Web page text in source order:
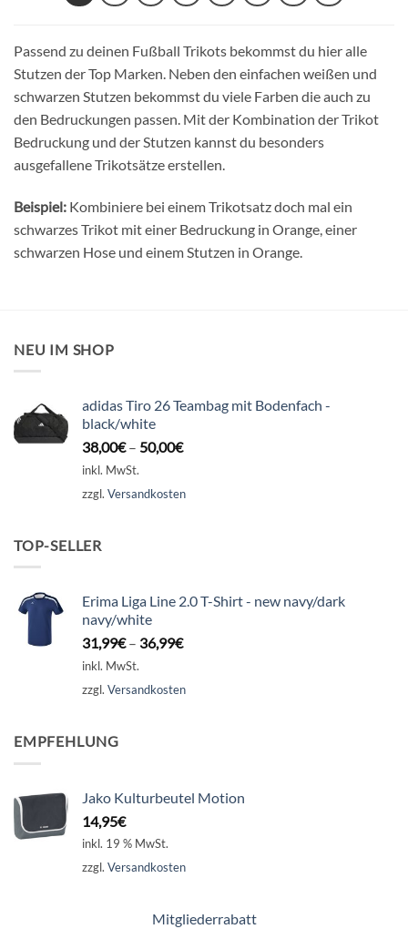
Passend zu deinen Fußball Trikots bekommst du hier alle
Stutzen der Top Marken. Neben den einfachen weißen und
schwarzen Stutzen bekommst du viele Farben die auch zu
den Bedruckungen passen. Mit der Kombination der Trikot
Bedruckung und der Stutzen kannst du besonders
ausgefallene Trikotsätze erstellen.
Beispiel: Kombiniere bei einem Trikotsatz doch mal ein
schwarzes Trikot mit einer Bedruckung in Orange, einer
schwarzen Hose und einem Stutzen in Orange.
NEU IM SHOP
adidas Tiro 26 Teambag mit Bodenfach -
black/white
38,00€– 50,00€
inkl. MwSt.
zzgl. Versandkosten
TOP-SELLER
Erima Liga Line 2.0 T-Shirt - new navy/dark
navy/white
31,99€– 36,99€
inkl. MwSt.
zzgl. Versandkosten
EMPFEHLUNG
Jako Kulturbeutel Motion
14,95€
inkl. 19 % MwSt.
zzgl. Versandkosten
Mitgliederrabatt